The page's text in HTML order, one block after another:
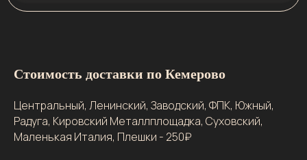
Стоимость доставки по Кемерово
Центральный, Ленинский, Заводский, ФПК, Южный,
Радуга, Кировский Металлплощадка, Суховский,
Маленькая Италия, Плешки - 250₽